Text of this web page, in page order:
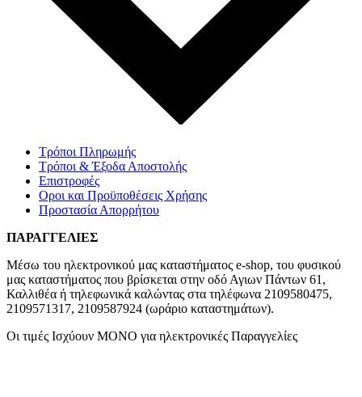
Τρόποι Πληρωμής
Τρόποι & Έξοδα Αποστολής
Επιστροφές
Οροι και Προϋποθέσεις Χρήσης
Προστασία Απορρήτου
ΠΑΡΑΓΓΕΛΙΕΣ
Μέσω του ηλεκτρονικού μας καταστήματος e-shop, του φυσικού
μας καταστήματος που βρίσκεται στην οδό Αγιων Πάντων 61,
Καλλιθέα ή τηλεφωνικά καλώντας στα τηλέφωνα 2109580475,
2109571317, 2109587924 (ωράριο καταστημάτων).
Οι τιμές Ισχύουν ΜΟΝΟ για ηλεκτρονικές Παραγγελίες